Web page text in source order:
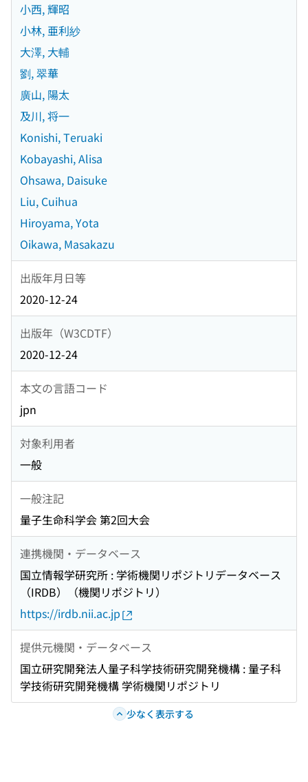
小西, 輝昭
小林, 亜利紗
大澤, 大輔
劉, 翠華
廣山, 陽太
及川, 将一
Konishi, Teruaki
Kobayashi, Alisa
Ohsawa, Daisuke
Liu, Cuihua
Hiroyama, Yota
Oikawa, Masakazu
出版年月日等
2020-12-24
出版年（W3CDTF）
2020-12-24
本文の言語コード
jpn
対象利用者
一般
一般注記
量子生命科学会 第2回大会
連携機関・データベース
国立情報学研究所 : 学術機関リポジトリデータベース
（IRDB）（機関リポジトリ）
https://irdb.nii.ac.jp
提供元機関・データベース
国立研究開発法人量子科学技術研究開発機構 : 量子科
学技術研究開発機構 学術機関リポジトリ
少なく表示する